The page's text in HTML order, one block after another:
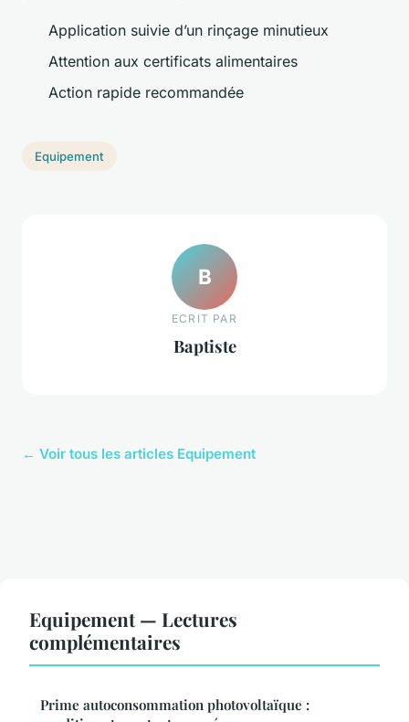
Application suivie d’un rinçage minutieux
Attention aux certificats alimentaires
Action rapide recommandée
Equipement
B
ECRIT PAR
Baptiste
← Voir tous les articles Equipement
Equipement — Lectures
complémentaires
Prime autoconsommation photovoltaïque :